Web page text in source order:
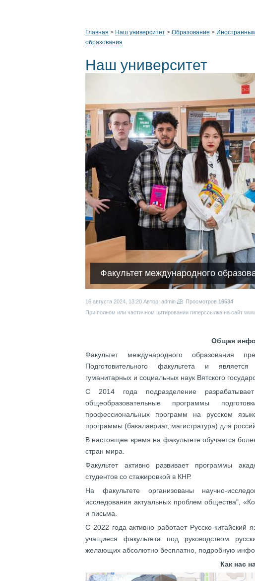
Главная > Наш университет > Образование >
образования
Наш университет
Факультет международного
16 августа 2024, 13:20 Автор: admin Просмотров 16534
При полном или частичном цитировании гиперссылка на сайт
Общая
Факультет международного образования
Подготовительного факультета и
гуманитарных и социальных наук Вятского
С 2014 года подразделение
общеобразовательные программы
профессиональных программ на русском
программы (бакалавриат, магистратура) для
В настоящее время на факультете обучается
стран мира.
Факультет активно развивает программы
студентов со стажировкой в КНР.
На факультете организованы научно-
исследования актуальных проблем общества",
и письма.
С 2022 года активно работает Русско-китайский
учащиеся факультета под руководством
желающих абсолютно бесплатно, подробную
Как нас